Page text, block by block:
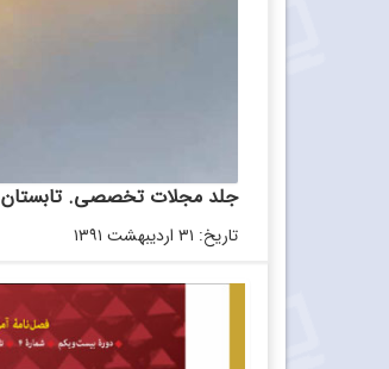
جلد مجلات تخصصی. تابستان 91
تاریخ: ۳۱ اردیبهشت ۱۳۹۱